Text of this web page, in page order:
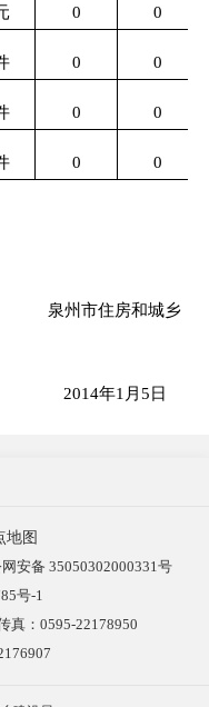
0 0
0 0
0 0
0 0
泉州市住房和城乡
2014年1月5日
地图
安备 35050302000331号
号-1
真：0595-22178950